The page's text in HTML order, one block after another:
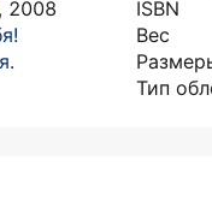
, 2008
ISBN
Вес
Тип